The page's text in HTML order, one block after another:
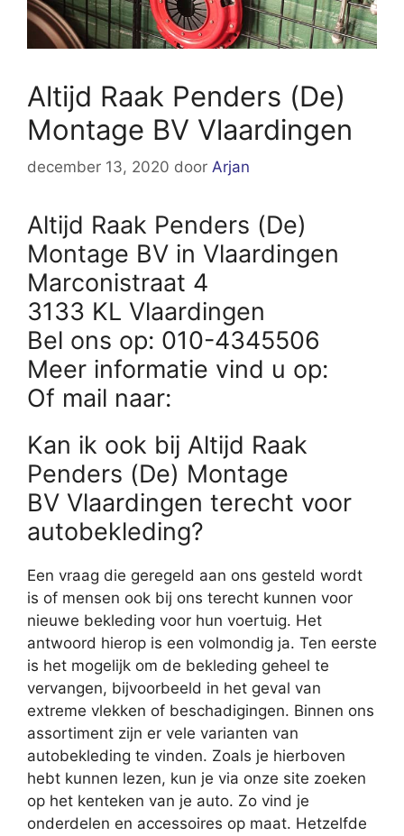
Altijd Raak Penders (De)
Montage BV Vlaardingen
december 13, 2020 door Arjan
Altijd Raak Penders (De)
Montage BV in Vlaardingen
Marconistraat 4
3133 KL Vlaardingen
Bel ons op: 010-4345506
Meer informatie vind u op:
Of mail naar:
Kan ik ook bij Altijd Raak
Penders (De) Montage
BV Vlaardingen terecht voor
autobekleding?
Een vraag die geregeld aan ons gesteld wordt
is of mensen ook bij ons terecht kunnen voor
nieuwe bekleding voor hun voertuig. Het
antwoord hierop is een volmondig ja. Ten eerste
is het mogelijk om de bekleding geheel te
vervangen, bijvoorbeeld in het geval van
extreme vlekken of beschadigingen. Binnen ons
assortiment zijn er vele varianten van
autobekleding te vinden. Zoals je hierboven
hebt kunnen lezen, kun je via onze site zoeken
op het kenteken van je auto. Zo vind je
onderdelen en accessoires op maat. Hetzelfde